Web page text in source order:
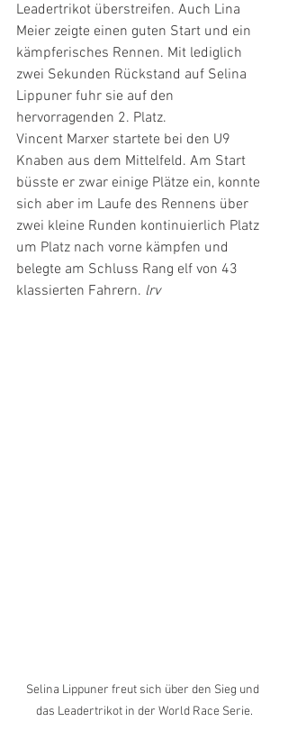
Leadertrikot überstreifen. Auch Lina
Meier zeigte einen guten Start und ein
kämpferisches Rennen. Mit lediglich
zwei Sekunden Rückstand auf Selina
Lippuner fuhr sie auf den
hervorragenden 2. Platz.
Vincent Marxer startete bei den U9
Knaben aus dem Mittelfeld. Am Start
büsste er zwar einige Plätze ein, konnte
sich aber im Laufe des Rennens über
zwei kleine Runden kontinuierlich Platz
um Platz nach vorne kämpfen und
belegte am Schluss Rang elf von 43
klassierten Fahrern. lrv
Selina Lippuner freut sich über den Sieg und
das Leadertrikot in der World Race Serie.